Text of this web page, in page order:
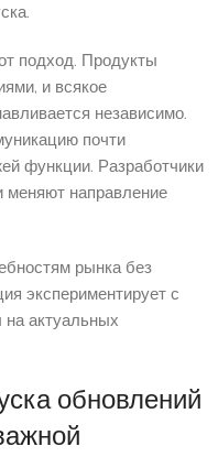
подход. Продукты
и всякое
независимо.
почти
функции. Разработчики
меняют направление
рынка без
экспериментирует с
актуальных
обновлений